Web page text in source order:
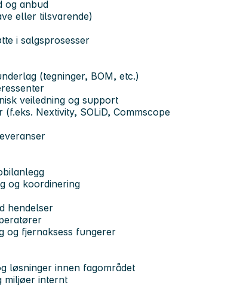
og anbud
eller tilsvarende)
i salgsprosesser
(tegninger, BOM, etc.)
veiledning og support
Nextivity, SOLiD, Commscope
og koordinering
hendelser
og fjernaksess fungerer
løsninger innen fagområdet
miljøer internt